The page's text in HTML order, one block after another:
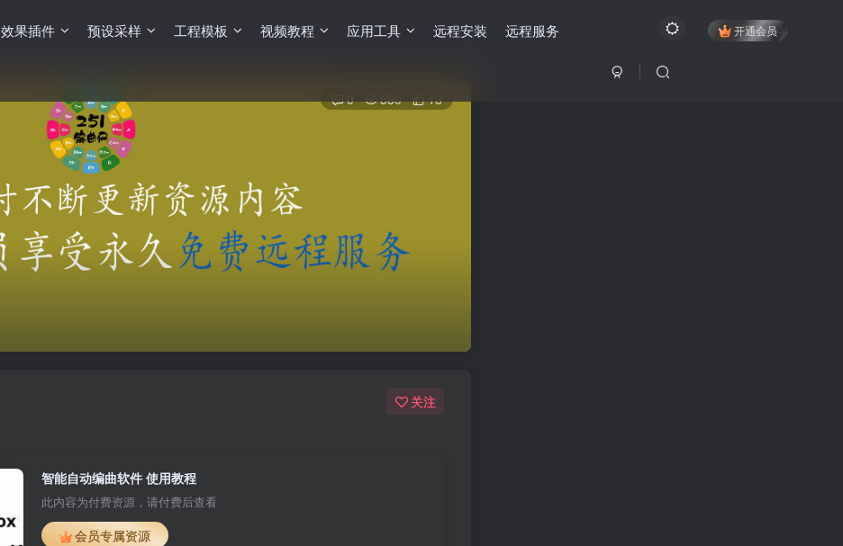
效果插件 预设采样 工程模板 视频教程 应用工具 远程安装 远程服务 开通会员
0 580 13
关注
智能自动编曲软件 使用教程
此内容为付费资源，请付费后查看
会员专属资源